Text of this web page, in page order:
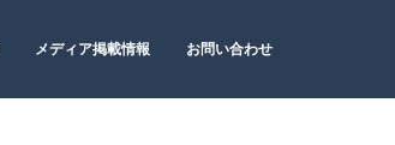
メディア掲載情報 お問い合わせ